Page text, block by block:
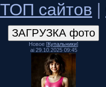
ТОП сайтов |
Новое [Купальники]
ai 29.10.2025 09:45